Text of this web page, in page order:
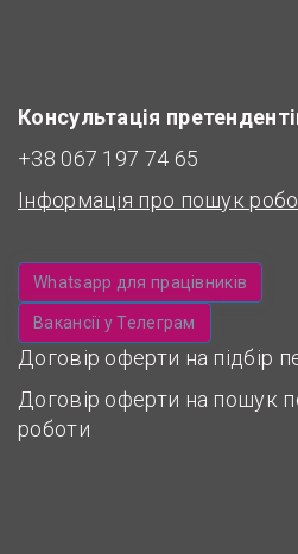
Консультація
+38 067 197 74 65
Інформація про пошук
Whatsapp для працівників
Вакансії у Телеграм
Договір оферти на підбір
Договір оферти на пошук
роботи